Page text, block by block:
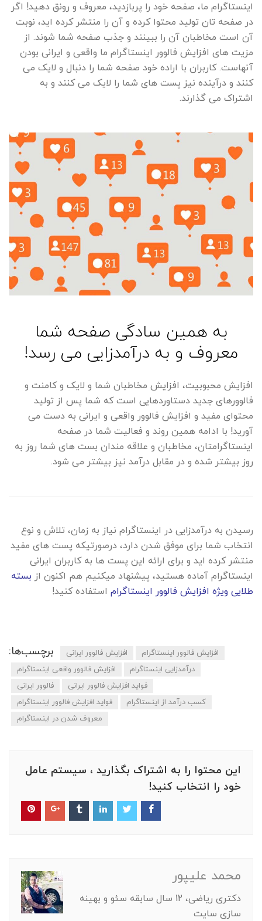
اینستاگرام ما، صفحه خود را پربازدید، معروف و رونق دهید! اگر
در صفحه تان تولید محتوا کرده و آن را منتشر کرده اید، نوبت
آن است مخاطبان آن را ببینند و جذب صفحه شما شوند. از
مزیت های افزایش فالوور اینستاگرام ما واقعی و ایرانی بودن
آنهاست. کاربران با اراده خود صفحه شما را دنبال و لایک می
کنند و درآینده نیز پست های شما را لایک می کنند و به
اشتراک می گذارند.
به همین سادگی صفحه شما
معروف و به درآمدزایی می رسد!
افزایش محبوبیت، افزایش مخاطبان شما و لایک و کامنت و
فالوورهای جدید دستاوردهایی است که شما پس از تولید
محتوای مفید و افزایش فالوور واقعی و ایرانی به دست می
آورید! با ادامه همین روند و فعالیت شما در صفحه
اینستاگرامتان، مخاطبان و علاقه مندان بست های شما روز به
روز بیشتر شده و در مقابل درآمد نیز بیشتر می شود.
رسیدن به درآمدزایی در اینستاگرام نیاز به زمان، تلاش و نوع
انتخاب شما برای موفق شدن دارد، درصورتیکه پست های مفید
منتشر کرده اید و برای ارائه این پست ها به کاربران ایرانی
اینستاگرام آماده هستید، پیشنهاد میکنیم هم اکنون از بسته
طلایی ویژه افزایش فالوور اینستاگرام استفاده کنید!
برچسب‌ها: افزایش فالوور ایرانی
افزایش فالوور اینستاگرام
افزایش فالوور واقعی اینستاگرام
درآمدزایی اینستاگرام
فالوور ایرانی
فواید افزایش فالوور ایرانی
فواید افزایش فالوور اینستاگرام
کسب درآمد از اینستاگرام
معروف شدن در اینستاگرام
این محتوا را به اشتراک بگذارید ، سیستم عامل
خود را انتخاب کنید!
محمد علیپور
دکتری ریاضی، 12 سال سابقه سئو و بهینه
سازی سایت